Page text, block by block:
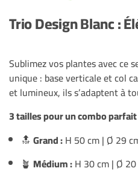
Trio Design Blanc :
Sublimez vos plantes avec ce
unique : base verticale et col
et lumineux, ils s’adaptent à
3 tailles pour un combo
🔝 Grand :H 50 cm | Ø 29
🪴 Médium :H 30 cm | Ø